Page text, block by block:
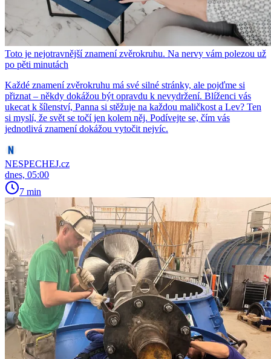
Toto je nejotravnější znamení zvěrokruhu. Na nervy vám polezou už
po pěti minutách
Každé znamení zvěrokruhu má své silné stránky, ale pojďme si
přiznat – někdy dokážou být opravdu k nevydržení. Blíženci vás
ukecat k šílenství, Panna si stěžuje na každou maličkost a Lev? Ten
si myslí, že svět se točí jen kolem něj. Podívejte se, čím vás
jednotlivá znamení dokážou vytočit nejvíc.
NESPECHEJ.cz
dnes, 05:00
7 min